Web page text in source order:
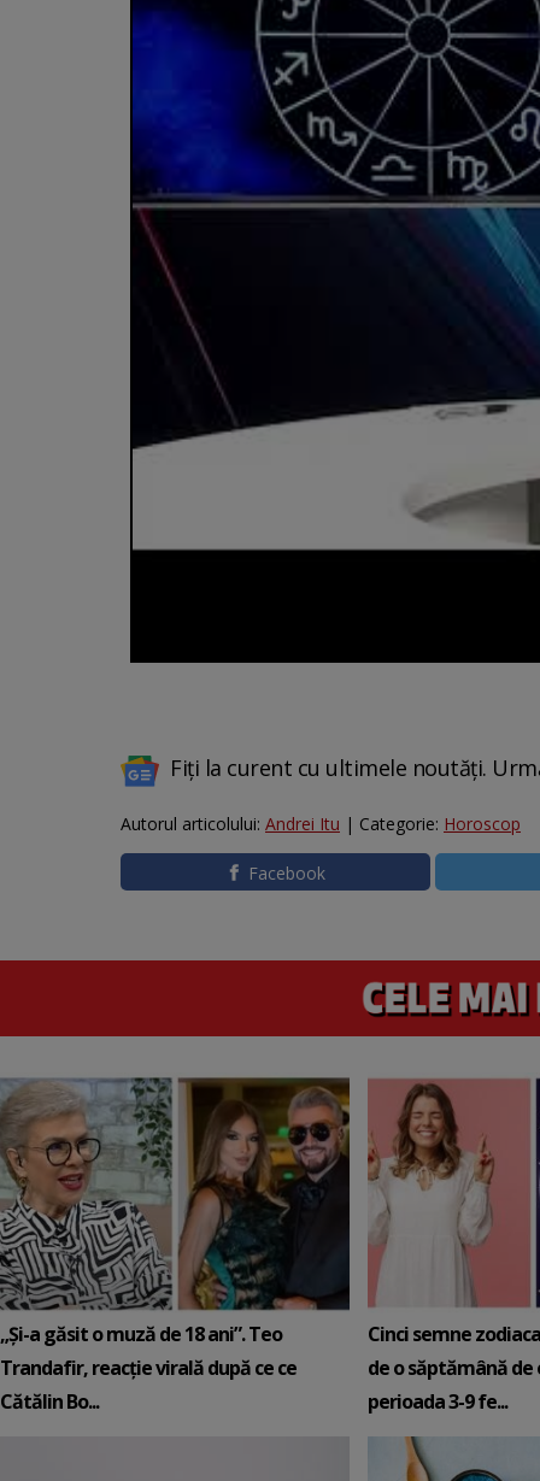
Fiți la curent cu ultimele noutăți.
Autorul articolului: Andrei Itu | Categorie: Horoscop
Facebook
„Și-a găsit o muză de 18 ani”. Teo
Trandafir, reacție virală după ce ce
Cătălin Bo...
Cinci semne
de o săptămână de
perioada 3-9 fe...